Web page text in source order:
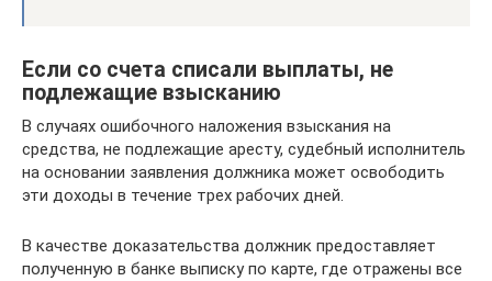
Если со счета списали выплаты, не
подлежащие взысканию
В случаях ошибочного наложения взыскания на
средства, не подлежащие аресту, судебный исполнитель
на основании заявления должника может освободить
эти доходы в течение трех рабочих дней.
В качестве доказательства должник предоставляет
полученную в банке выписку по карте, где отражены все